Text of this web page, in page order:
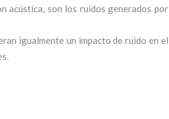
acústica, son los ruidos generados por
igualmente un impacto de ruido en el